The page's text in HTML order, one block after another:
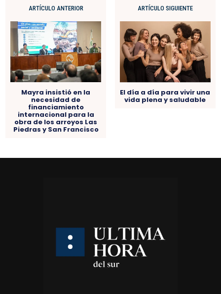
ARTÍCULO ANTERIOR
Mayra insistió en la
necesidad de
financiamiento
internacional para la
obra de los arroyos Las
Piedras y San Francisco
ARTÍCULO SIGUIENTE
El día a día para vivir una
vida plena y saludable